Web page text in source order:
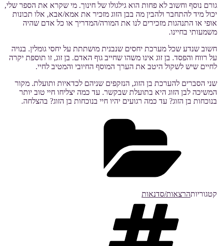
גורם נוסף וחשוב לא פחות הוא גילגולו של חינוך. מי שקרא את הספר שלי,
יכול מיד להתחבר ולהבין מה בבן הזוג מזכיר את אמא/אבא, אלו תכונות
אופי או התנהגות מזכירים לנו את המורה/המדריך או כל אדם שהיה
משמעותי בחיינו.
חשוב שנדע שכל מערכת יחסים שנבנית מושתתת על יחסי גומלין. בנויה
על רווח והפסד. בן זוג אינו משהו שחייב גוף האדם. בן זוג, זו תוספת יקרה
לחיים שיש לשקול היטב את הערך המוסף החיובי והמטיב לחיי.
שני הסברים להערכת בן הזוג, הנזקפים שניהם לכדאיות ותועלת. מקור
המשיכה לבן הזוג היא בתועלת שבקשר. עד כמה יצליחו חיי טוב יותר
בנוכחות בן הזוג? עד כמה רגועים יהיו חיי בנוכחות בן הזוג? בהצלחה.
קטגוריותהרצאות/סדנאות